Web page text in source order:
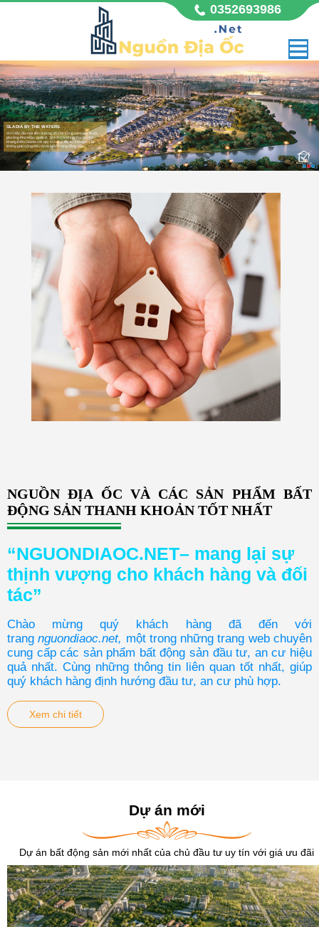
0352693986
GLADIA BY THE WATERS
Vị trí đắc địa mặt tiền đường Võ Chí Công sầm uất, thuộc
phường Phú Hữu, quận 9, Tp Hồ Chí Minh. Dự án nhà
Khang Điền Gladia với quy mô 11,8 hecta, không chỉ là
không gian sống mà còn là biểu tượng đẳng cấp,
NGUỒN ĐỊA ỐC VÀ CÁC SẢN PHẨM BẤT
ĐỘNG SẢN THANH KHOẢN TỐT NHẤT
“NGUONDIAOC.NET– mang lại sự
thịnh vượng cho khách hàng và đối
tác”
Chào mừng quý khách hàng đã đến với
trangnguondiaoc.net, một trong những trang web chuyên
cung cấp các sản phẩm bất động sản đầu tư, an cư hiệu
quả nhất. Cùng những thông tin liên quan tốt nhất, giúp
quý khách hàng định hướng đầu tư, an cư phù hợp.
Xem chi tiết
Dự án mới
Dự án bất động sản mới nhất của chủ đầu tư uy tín với giá ưu đãi